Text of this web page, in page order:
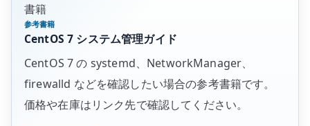
書籍
参考書籍
CentOS 7 システム管理ガイド
CentOS 7 の systemd、NetworkManager、
firewalld などを確認したい場合の参考書籍です。
価格や在庫はリンク先で確認してください。